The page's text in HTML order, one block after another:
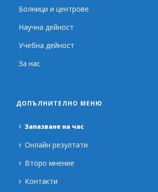
Болници и центрове
Научна дейност
Учебна дейност
За нас
ДОПЪЛНИТЕЛНО МЕНЮ
Запазване на час
Онлайн резултати
Второ мнение
Контакти